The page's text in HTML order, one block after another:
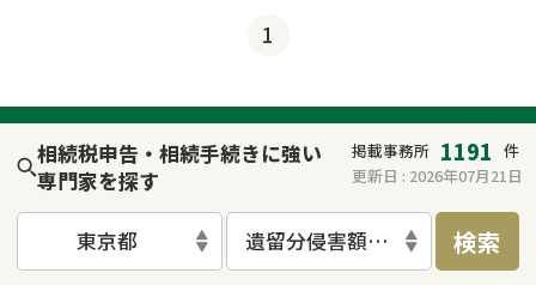
1
相続税申告・相続手続きに強い
専門家を探す
掲載事務所 1191 件
更新日 : 2026年07月21日
東京都 遺留分侵害額請求 検索